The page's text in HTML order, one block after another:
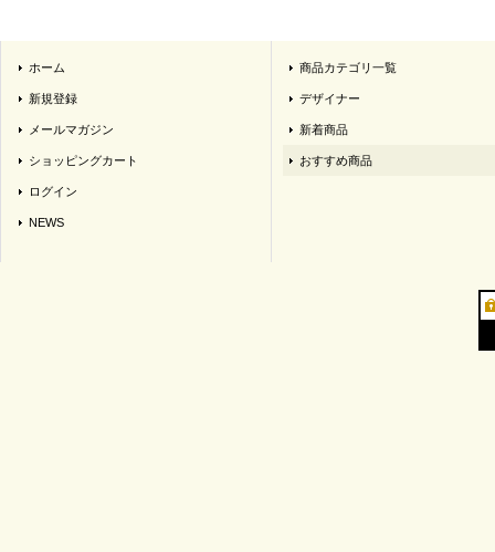
ホーム
新規登録
メールマガジン
ショッピングカート
ログイン
NEWS
商品カテゴリ一覧
デザイナー
新着商品
おすすめ商品